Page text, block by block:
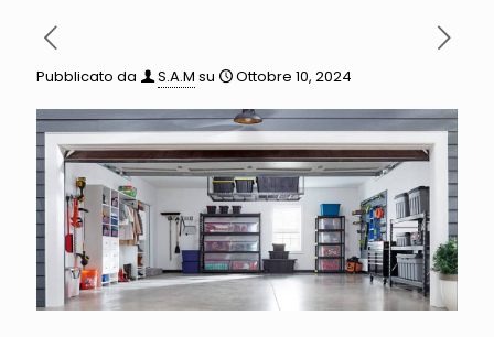
Pubblicato da S.A.M su Ottobre 10, 2024